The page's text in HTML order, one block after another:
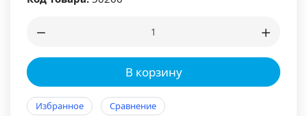
В корзину
Избранное Сравнение